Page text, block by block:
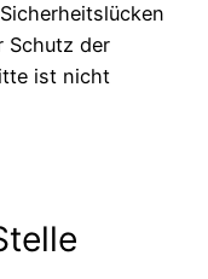
Schutz der
ist nicht